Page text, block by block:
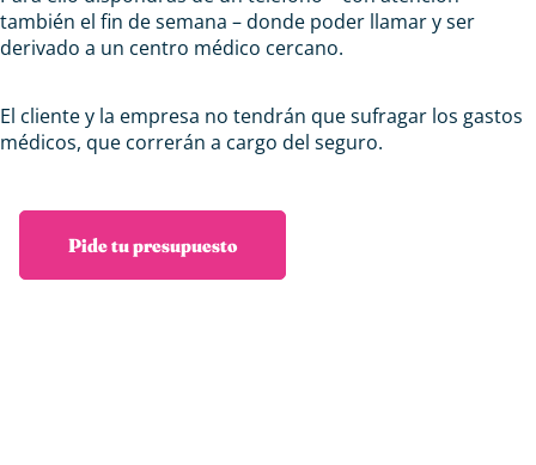
también el fin de semana – donde poder llamar y ser
derivado a un centro médico cercano.
El cliente y la empresa no tendrán que sufragar los gastos
médicos, que correrán a cargo del seguro.
Pide tu presupuesto